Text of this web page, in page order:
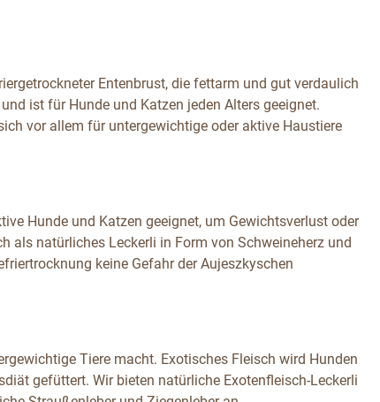
Entenbrust, die fettarm und gut verdaulich
ist für Hunde und Katzen jeden Alters geeignet.
vor allem für untergewichtige oder aktive Haustiere
Hunde und Katzen geeignet, um Gewichtsverlust oder
als natürliches Leckerli in Form von Schweineherz und
keine Gefahr der Aujeszkyschen
Tiere macht. Exotisches Fleisch wird Hunden
gefüttert. Wir bieten natürliche Exotenfleisch-Leckerli